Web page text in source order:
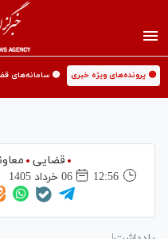
🟡 پرونده‌های ویژه خبری 🟡 سامانه‌های
قضایی
12:56
06 خرداد 1405